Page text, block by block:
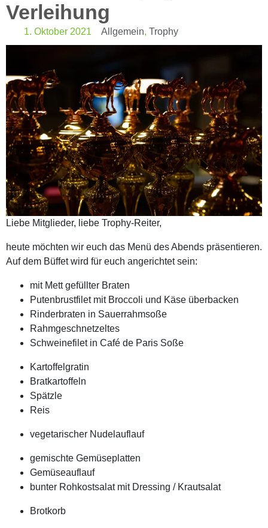
Verleihung
1. Oktober 2021 Allgemein, Trophy
Liebe Mitglieder, liebe Trophy-Reiter,
heute möchten wir euch das Menü des Abends präsentieren.
Auf dem Büffet wird für euch angerichtet sein:
mit Mett gefüllter Braten
Putenbrustfilet mit Broccoli und Käse überbacken
Rinderbraten in Sauerrahmsoße
Rahmgeschnetzeltes
Schweinefilet in Café de Paris Soße
Kartoffelgratin
Bratkartoffeln
Spätzle
Reis
vegetarischer Nudelauflauf
gemischte Gemüseplatten
Gemüseauflauf
bunter Rohkostsalat mit Dressing / Krautsalat
Brotkorb